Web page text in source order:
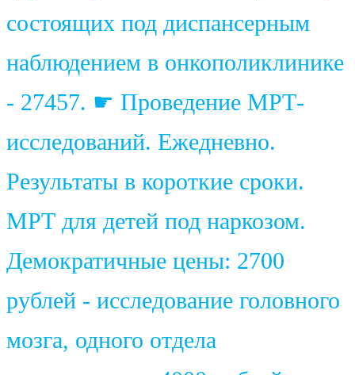
состоящих под диспансерным
наблюдением в онкополиклинике
- 27457. ☛ Проведение МРТ-
исследований. Ежедневно.
Результаты в короткие сроки.
МРТ для детей под наркозом.
Демократичные цены: 2700
рублей - исследование головного
мозга, одного отдела